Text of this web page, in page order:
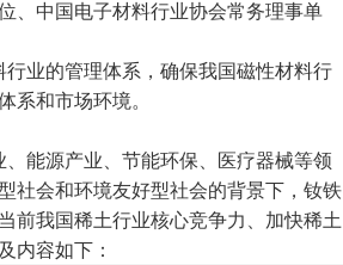
、中国电子材料行业协会常务理事单
业的管理体系，确保我国磁性材料行
系和市场环境。
能源产业、节能环保、
医疗器械等领
社会和环境友好型社会的背景下，钕铁
前我国稀土行业核心竞争力、加快稀土
内容如下：